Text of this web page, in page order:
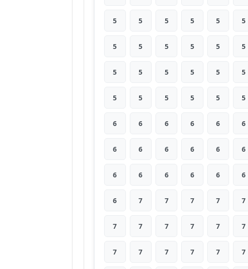
5 5 5 5 5 5
5 5 5 5 5 5
5 5 5 5 5 5
5 5 5 5 5 5
6 6 6 6 6 6
6 6 6 6 6 6
6 6 6 6 6 6
6 7 7 7 7 7
7 7 7 7 7 7
7 7 7 7 7 7